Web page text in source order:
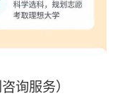
询服务）